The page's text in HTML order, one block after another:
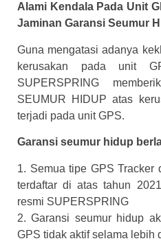
Alami Kendala Pada Unit
Jaminan Garansi Seumur
Guna mengatasi adanya
kerusakan pada unit
SUPERSPRING
SEUMUR HIDUP atas
terjadi pada unit GPS.
Garansi seumur hidup
1. Semua tipe GPS Tracker
terdaftar di atas tahun
resmi SUPERSPRING
2. Garansi seumur hidup
GPS tidak aktif selama lebih